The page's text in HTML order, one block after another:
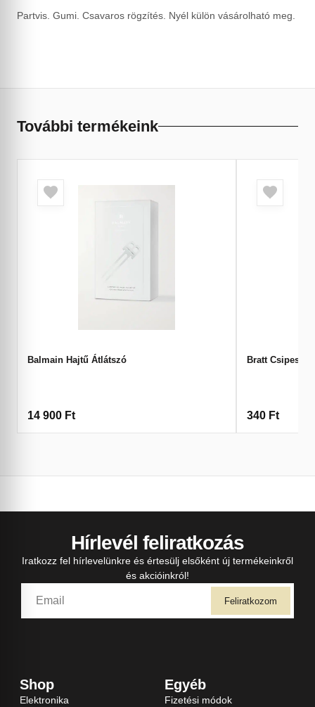
Partvis. Gumi. Csavaros rögzítés. Nyél külön vásárolható meg.
További termékeink
Balmain Hajtű Átlátszó
14 900 Ft
Bratt Csipesz
340 Ft
Hírlevél feliratkozás
Iratkozz fel hírlevelünkre és értesülj elsőként új termékeinkről
és akcióinkról!
Feliratkozom
Shop
Elektronika
Egyéb
Fizetési módok